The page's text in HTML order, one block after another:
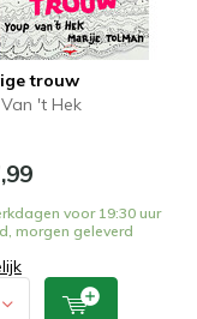
trouw
't Hek
voor 19:30 uur
morgen geleverd